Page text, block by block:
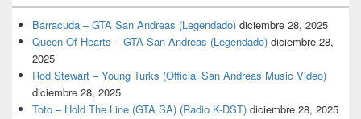
Barracuda – GTA San Andreas (Legendado) diciembre 28, 2025
Queen Of Hearts – GTA San Andreas (Legendado) diciembre 28,
2025
Rod Stewart – Young Turks (Official San Andreas Music Video)
diciembre 28, 2025
Toto – Hold The Line (GTA SA) (Radio K-DST) diciembre 28, 2025